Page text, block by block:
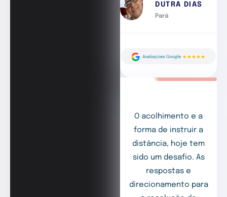
DUTRA DIAS
Pará
O acolhimento e a
forma de instruir a
distância, hoje tem
sido um desafio. As
respostas e
direcionamento para